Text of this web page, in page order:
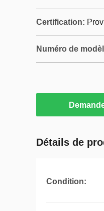
Certification:
Numéro de
Détails de
Condition: